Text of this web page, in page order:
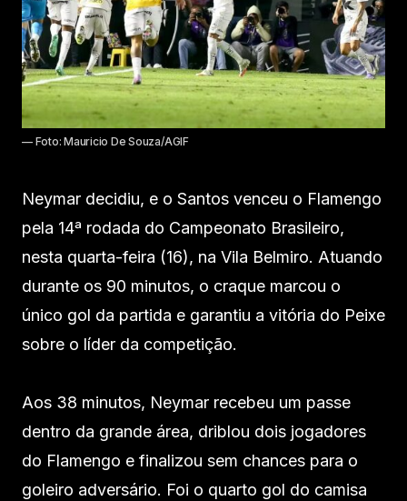
— Foto: Mauricio De Souza/AGIF
Neymar decidiu, e o Santos venceu o Flamengo
pela 14ª rodada do Campeonato Brasileiro,
nesta quarta-feira (16), na Vila Belmiro. Atuando
durante os 90 minutos, o craque marcou o
único gol da partida e garantiu a vitória do Peixe
sobre o líder da competição.
Aos 38 minutos, Neymar recebeu um passe
dentro da grande área, driblou dois jogadores
do Flamengo e finalizou sem chances para o
goleiro adversário. Foi o quarto gol do camisa